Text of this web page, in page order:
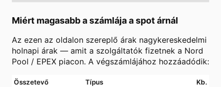
Miért magasabb a számlája a spot árnál
Az ezen az oldalon szereplő árak nagykereskedelmi
holnapi árak — amit a szolgáltatók fizetnek a Nord
Pool / EPEX piacon. A végszámlájához hozzáadódik:
Összetevő Típus Kb.